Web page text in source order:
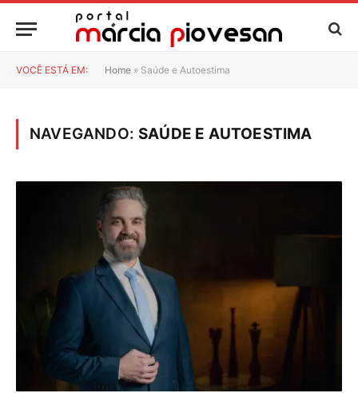
VOCÊ ESTÁ EM: Home » Saúde e Autoestima
NAVEGANDO: SAÚDE E AUTOESTIMA